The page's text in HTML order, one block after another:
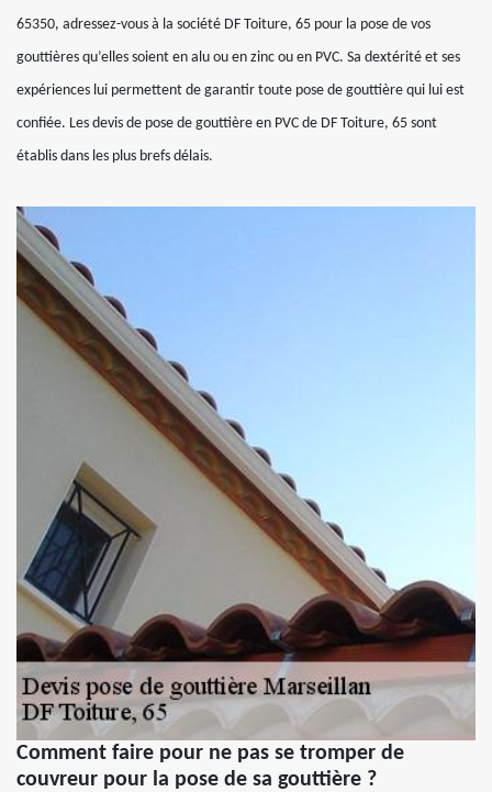
65350, adressez-vous à la société DF Toiture, 65 pour la pose de vos
gouttières qu’elles soient en alu ou en zinc ou en PVC. Sa dextérité et ses
expériences lui permettent de garantir toute pose de gouttière qui lui est
confiée. Les devis de pose de gouttière en PVC de DF Toiture, 65 sont
établis dans les plus brefs délais.
Comment faire pour ne pas se tromper de
couvreur pour la pose de sa gouttière ?